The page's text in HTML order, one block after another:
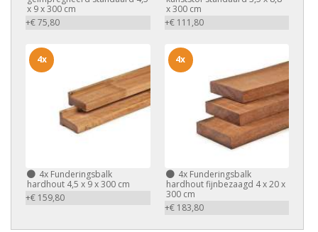
x 9 x 300 cm
+€ 75,80
x 300 cm
+€ 111,80
4x Funderingsbalk
hardhout 4,5 x 9 x 300 cm
+€ 159,80
4x
4xFunderingsbalk
hardhout fijnbezaagd 4 x 20 x
300 cm
+€ 183,80
4x